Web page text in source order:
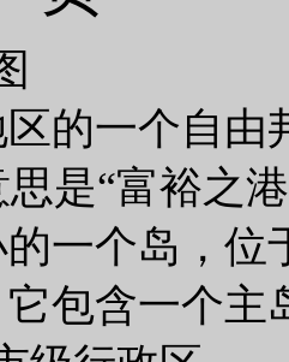
的一个自由
是“富裕之
一个岛，位
包含一个主